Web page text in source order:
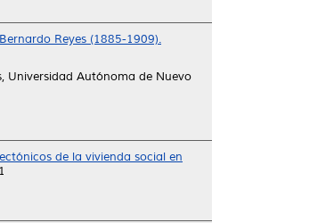
Reyes (1885-1909).
Universidad Autónoma de Nuevo
de la vivienda social en